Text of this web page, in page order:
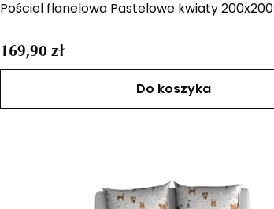
Pościel flanelowa Pastelowe kwiaty 200x200
169,90 zł
Do koszyka